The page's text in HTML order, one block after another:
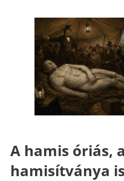
A hamis óriás,
hamisítványa